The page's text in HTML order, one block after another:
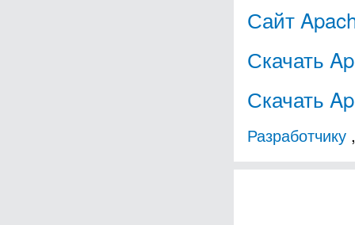
Сайт
Скачать
Скачать
Разработчику